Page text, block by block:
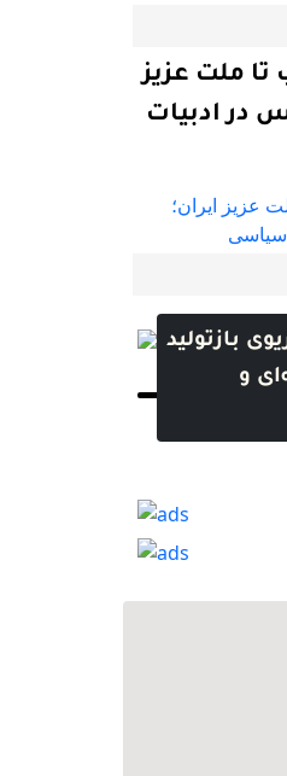
تا ملت عزیز
در ادبیات
ما
بازتولید
و